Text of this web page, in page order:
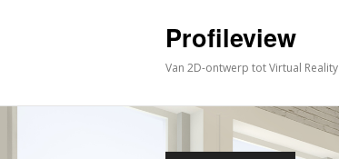
Profileview
Van 2D-ontwerp tot Virtual Reality